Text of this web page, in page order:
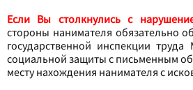
Если Вы столкнулись с
стороны нанимателя обязательно
государственной инспекции труда
социальной защиты с письменным
месту нахождения нанимателя с